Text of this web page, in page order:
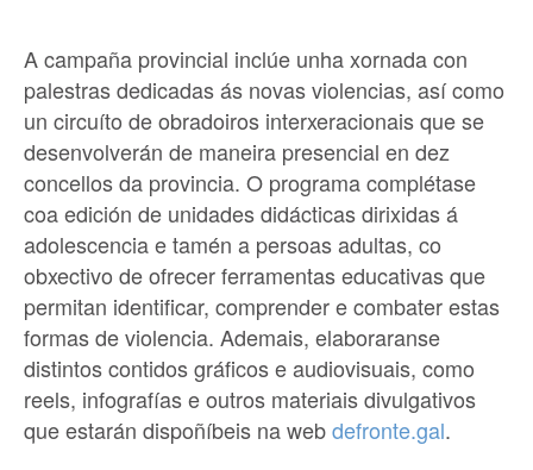
A campaña provincial inclúe unha xornada con
palestras dedicadas ás novas violencias, así como
un circuíto de obradoiros interxeracionais que se
desenvolverán de maneira presencial en dez
concellos da provincia. O programa complétase
coa edición de unidades didácticas dirixidas á
adolescencia e tamén a persoas adultas, co
obxectivo de ofrecer ferramentas educativas que
permitan identificar, comprender e combater estas
formas de violencia. Ademais, elaboraranse
distintos contidos gráficos e audiovisuais, como
reels, infografías e outros materiais divulgativos
que estarán dispoñíbeis na webdefronte.gal.